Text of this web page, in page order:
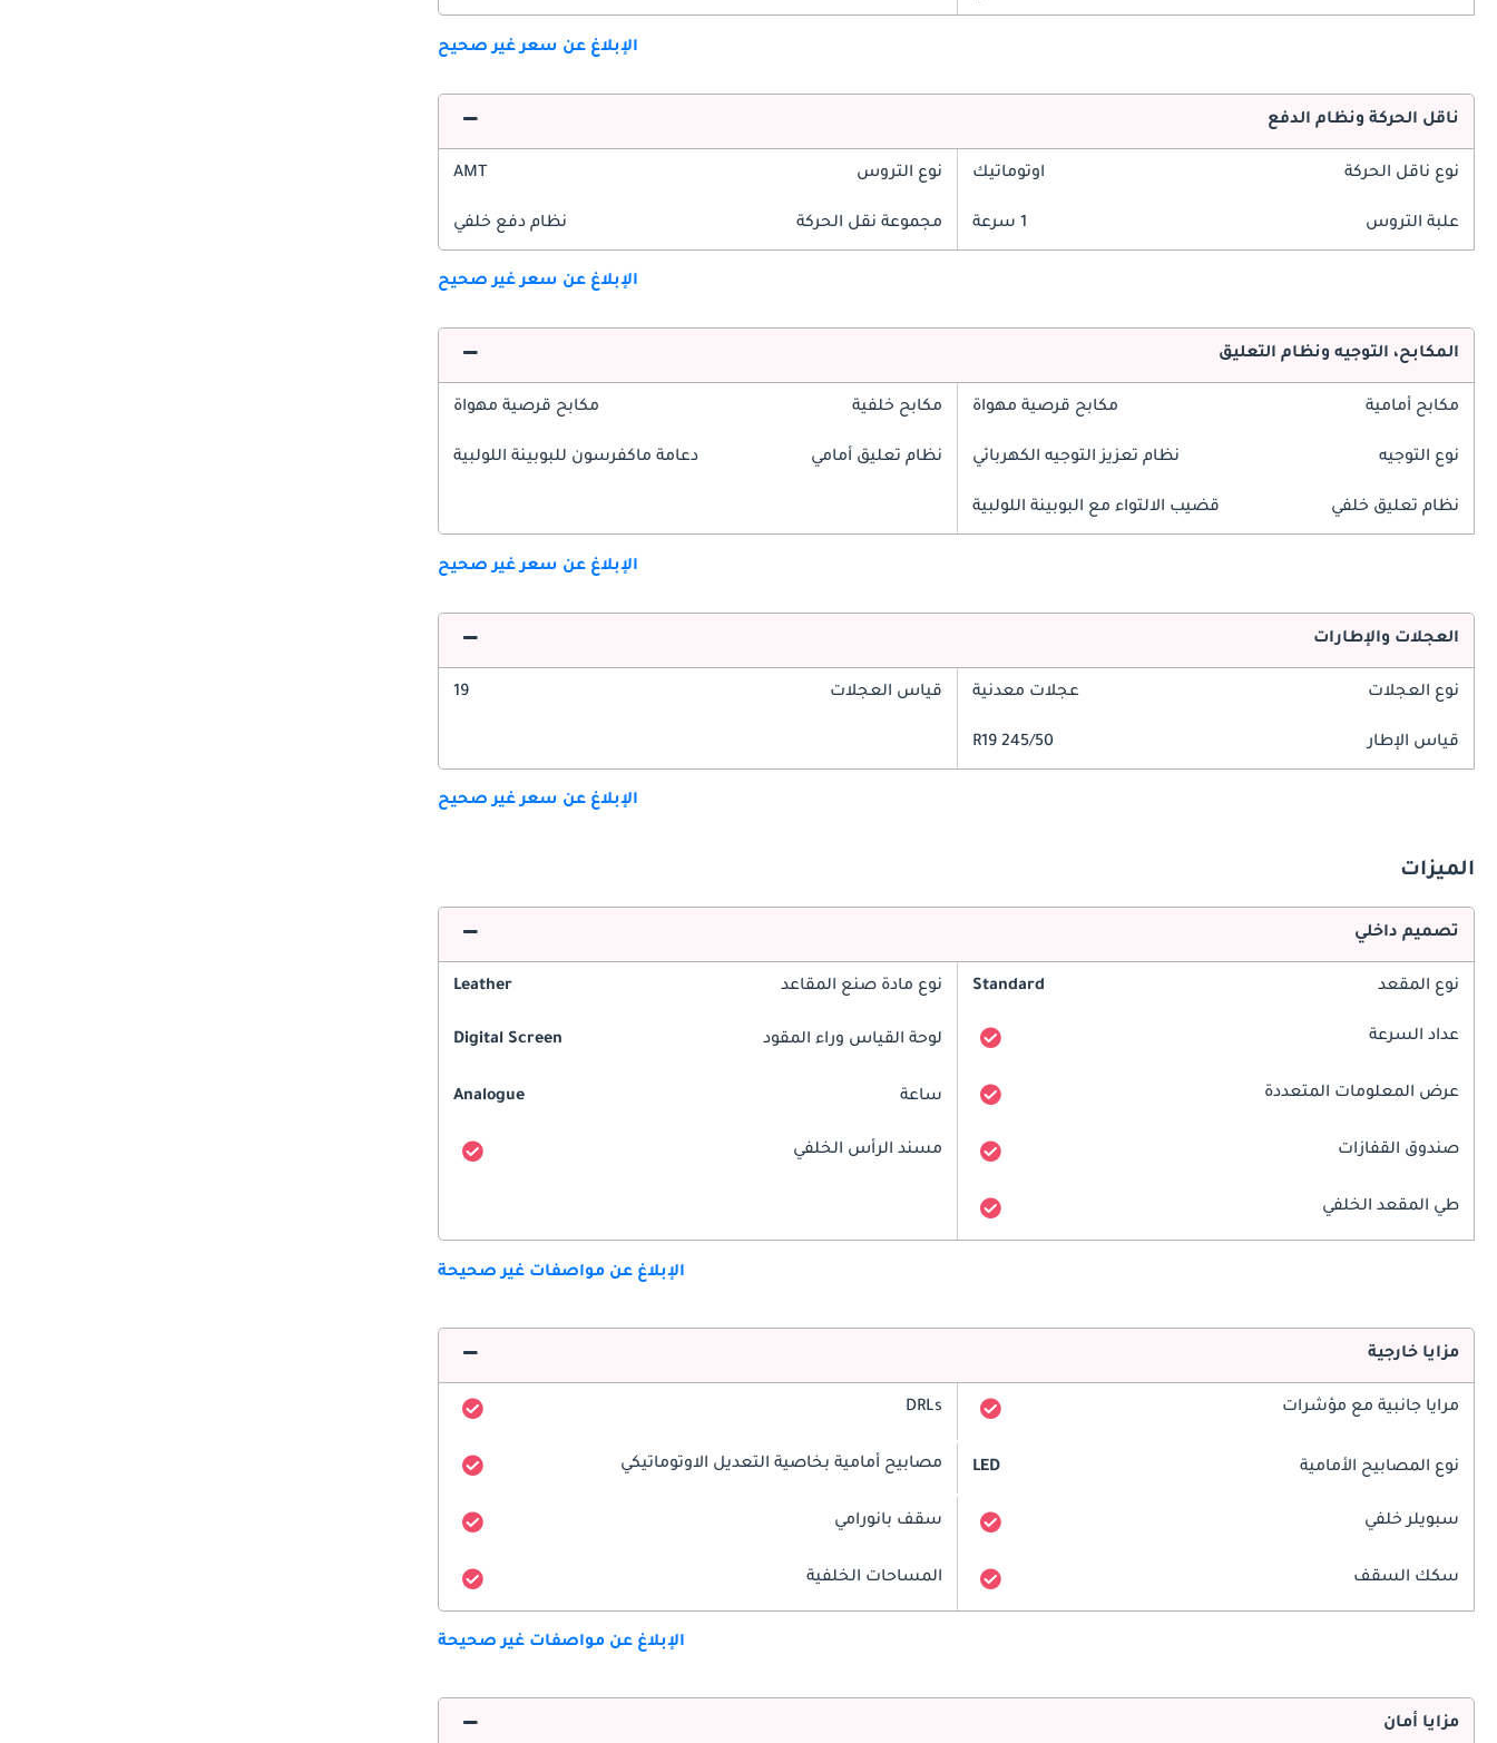
الإبلاغ عن سعر غير صحيح
ناقل الحركة ونظام الدفع
نوع ناقل الحركة اوتوماتيك نوع التروس AMT
علبة التروس 1 سرعة مجموعة نقل الحركة نظام دفع خلفي
الإبلاغ عن سعر غير صحيح
المكابح، التوجيه ونظام التعليق
مكابح أمامية مكابح قرصية مهواة مكابح خلفية مكابح قرصية مهواة
نوع التوجيه نظام تعزيز التوجيه الكهربائي نظام تعليق أمامي دعامة ماكفرسون للبوبينة اللولبية
نظام تعليق خلفي قضيب الالتواء مع البوبينة اللولبية
الإبلاغ عن سعر غير صحيح
العجلات والإطارات
نوع العجلات عجلات معدنية قياس العجلات 19
قياس الإطار 245/50 R19
الإبلاغ عن سعر غير صحيح
الميزات
تصميم داخلي
نوع المقعد Standard نوع مادة صنع المقاعد Leather
عداد السرعة لوحة القياس وراء المقود Digital Screen
عرض المعلومات المتعددة ساعة Analogue
صندوق القفازات مسند الرأس الخلفي
طي المقعد الخلفي
الإبلاغ عن مواصفات غير صحيحة
مزايا خارجية
مرايا جانبية مع مؤشرات DRLs
نوع المصابيح الأمامية LED مصابيح أمامية بخاصية التعديل الاوتوماتيكي
سبويلر خلفي سقف بانورامي
سكك السقف المساحات الخلفية
الإبلاغ عن مواصفات غير صحيحة
مزايا أمان